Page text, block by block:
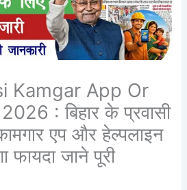
Kamgar App Or
: बिहार के प्रवासी
एप और हेल्पलाइन
फायदा जाने पूरी